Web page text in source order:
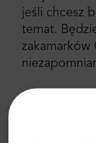
jeśli chcesz
temat.
zakamarków
Gibraltar: